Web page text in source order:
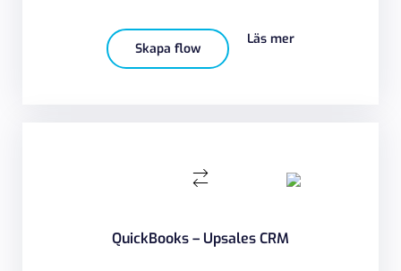
Skapa flow
Läs mer
QuickBooks – Upsales CRM